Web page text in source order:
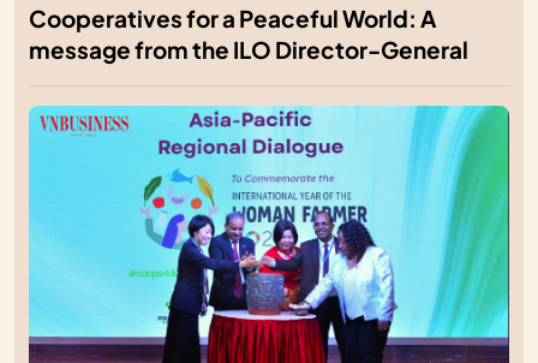
Cooperatives for a Peaceful World: A
message from the ILO Director-General